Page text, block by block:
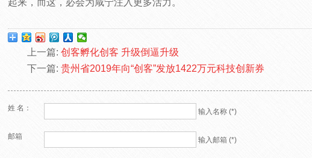
起来，而这，必会为咸宁注入更多活力。
上一篇: 创客孵化创客 升级倒逼升级
下一篇: 贵州省2019年向“创客”发放1422万元科技创新券
姓 名： 输入名称 (*)
邮箱 输入邮箱 (*)